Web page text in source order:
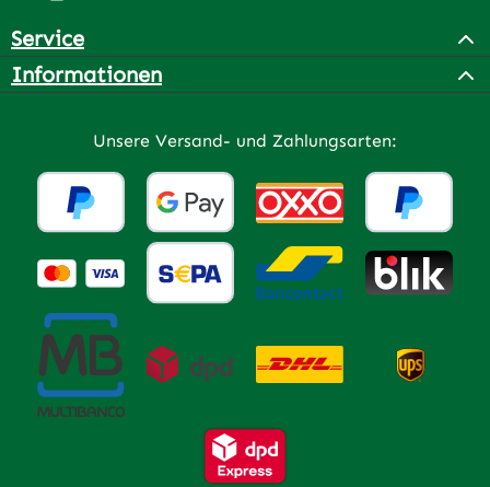
Service
Informationen
Unsere Versand- und Zahlungsarten: